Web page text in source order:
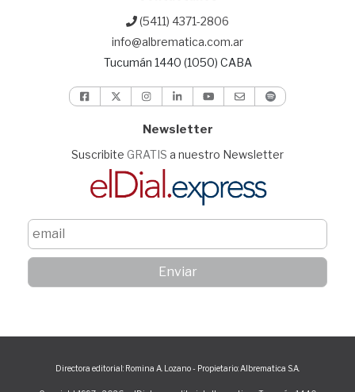
(5411) 4371-2806
info@albrematica.com.ar
Tucumán 1440 (1050) CABA
Newsletter
Suscribite GRATIS a nuestro Newsletter
Directora editorial: Romina A. Lozano - Propietario: Albrematica S.A.